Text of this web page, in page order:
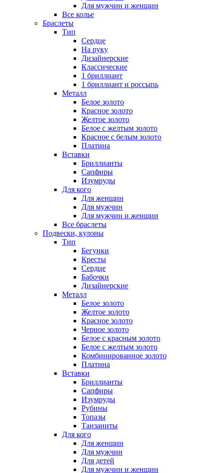
Для мужчин и женщин
Все колье
Браслеты
Тип
Сердце
На руку
Дизайнерские
Классические
1 бриллиант
1 бриллиант и россыпь
Металл
Белое золото
Красное золото
Желтое золото
Белое с желтым золото
Красное с белым золото
Платина
Вставки
Бриллианты
Сапфиры
Изумруды
Для кого
Для женщин
Для мужчин
Для мужчин и женщин
Все браслеты
Подвески, кулоны
Тип
Бегунки
Кресты
Сердце
Бабочки
Дизайнерские
Металл
Белое золото
Желтое золото
Красное золото
Черное золото
Белое с красным золото
Белое с желтым золото
Комбинированное золото
Платина
Вставки
Бриллианты
Сапфиры
Изумруды
Рубины
Топазы
Танзаниты
Для кого
Для женщин
Для мужчин
Для детей
Для мужчин и женщин